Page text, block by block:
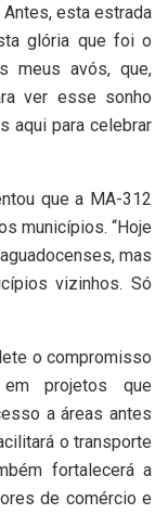
esta estrada
glória que foi o
meus avós, que,
ver esse sonho
aqui para celebrar
que a MA-312
municípios. “Hoje
mas
vizinhos. Só
o compromisso
projetos que
a áreas antes
o transporte
fortalecerá a
de comércio e